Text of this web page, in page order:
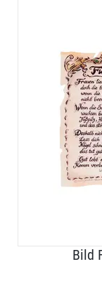
Bild